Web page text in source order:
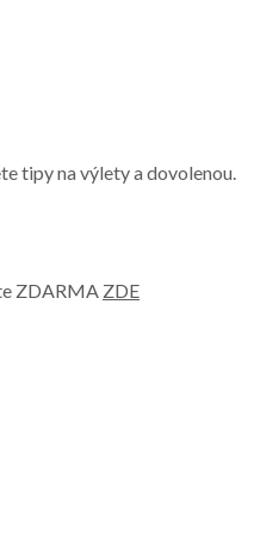
tipy na výlety a dovolenou.
ZDARMA ZDE